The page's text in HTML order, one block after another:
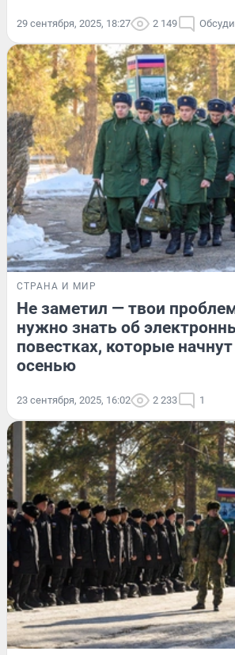
29 сентября, 2025, 18:27 2 149
СТРАНА И МИР
Не заметил — твои
нужно знать об
повестках, которые
осенью
23 сентября, 2025, 16:02 2 233 1